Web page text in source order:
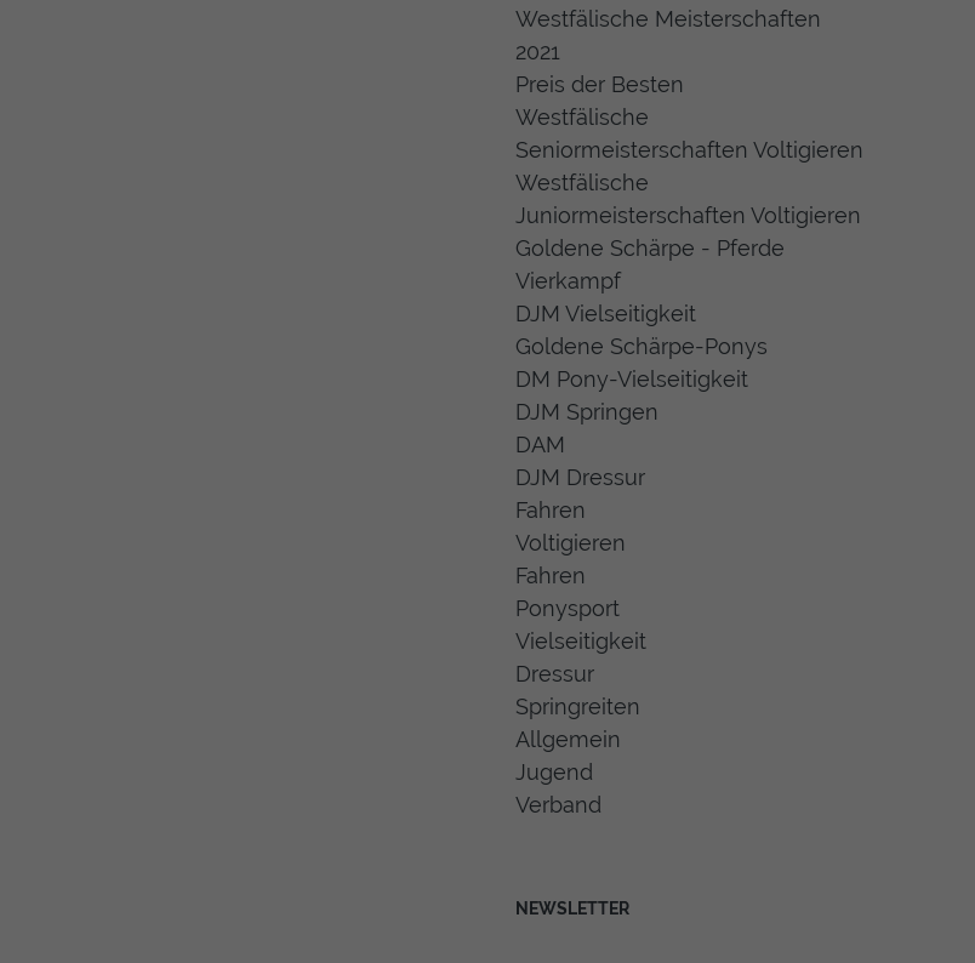
Westfälische Meisterschaften
2021
Preis der Besten
Westfälische
Seniormeisterschaften Voltigieren
Westfälische
Juniormeisterschaften Voltigieren
Goldene Schärpe - Pferde
Vierkampf
DJM Vielseitigkeit
Goldene Schärpe-Ponys
DM Pony-Vielseitigkeit
DJM Springen
DAM
DJM Dressur
Fahren
Voltigieren
Fahren
Ponysport
Vielseitigkeit
Dressur
Springreiten
Allgemein
Jugend
Verband
NEWSLETTER